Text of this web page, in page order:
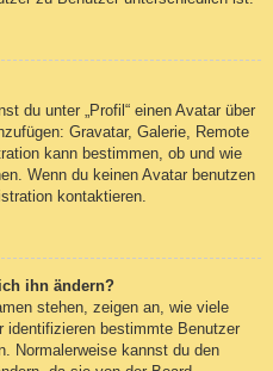
du unter „Profil“ einen Avatar über
Gravatar, Galerie, Remote
kann bestimmen, ob und wie
Wenn du keinen Avatar benutzen
kontaktieren.
ihn ändern?
stehen, zeigen an, wie viele
identifizieren bestimmte Benutzer
Normalerweise kannst du den